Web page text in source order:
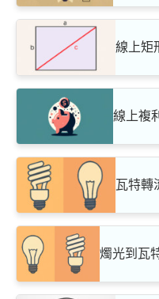
線上矩
線上複
瓦特轉
燭光到瓦